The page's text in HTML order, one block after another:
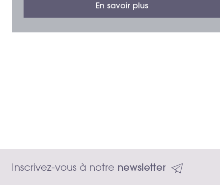
En savoir plus
30 ml
Inscrivez-vous à notre newsletter